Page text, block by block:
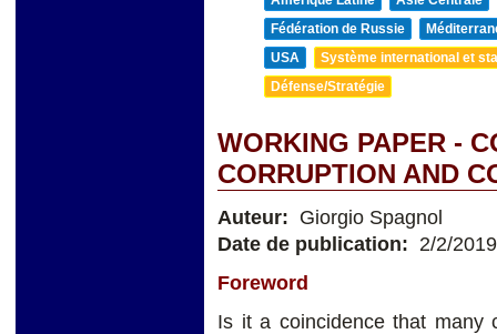
Fédération de Russie
USA
Système international et
Défense/Stratégie
WORKING PAPER -
CORRUPTION AND
Auteur: Giorgio Spagnol
Date de publication: 2/2/2019
Foreword
Is it a coincidence that many